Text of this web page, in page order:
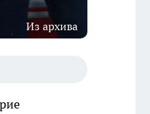
Из архива